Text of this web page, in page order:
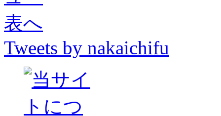
Tweets by nakaichifu